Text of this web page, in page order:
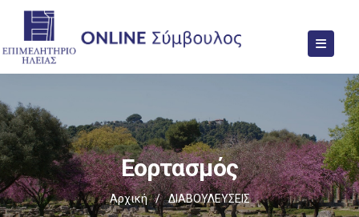
Εορτασμός
Αρχική / ΔΙΑΒΟΥΛΕΥΣΕΙΣ